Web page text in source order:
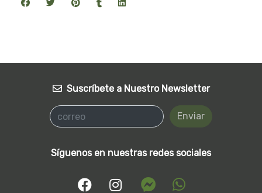
Suscríbete a Nuestro Newsletter
Enviar
Síguenos en nuestras redes sociales